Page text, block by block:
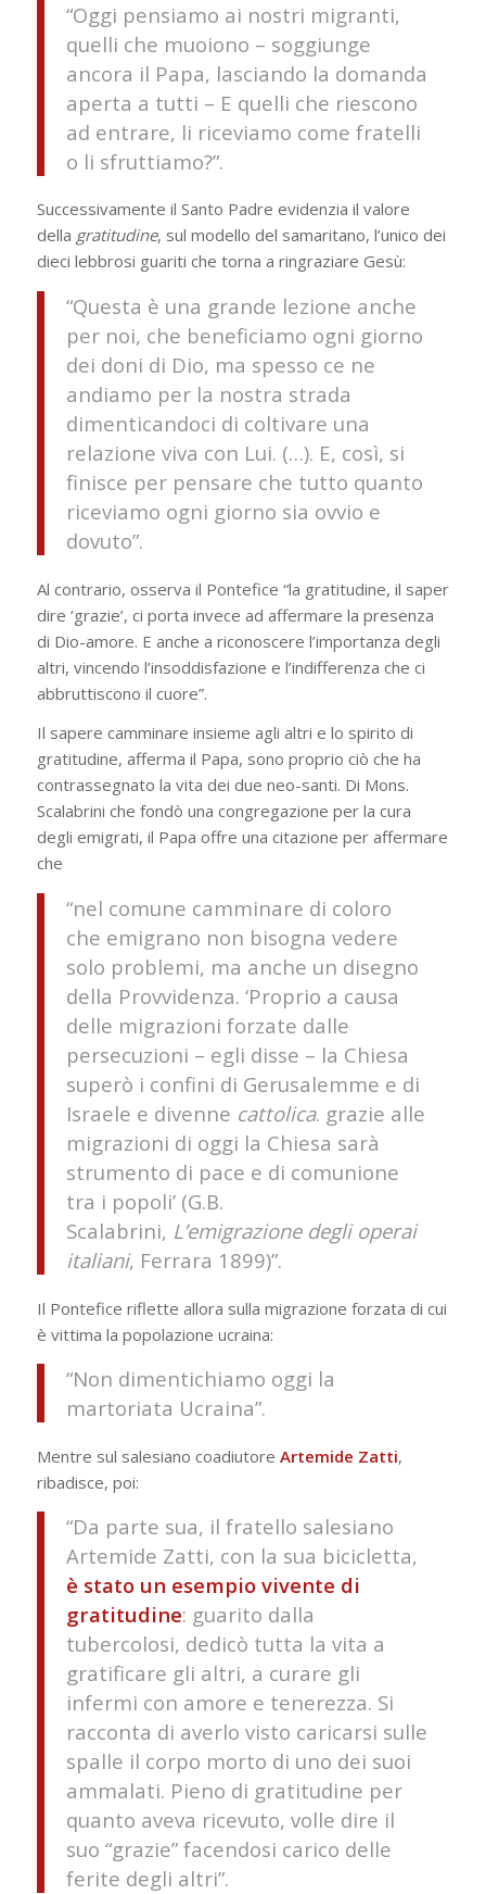
“Oggi pensiamo ai nostri migranti,
quelli che muoiono – soggiunge
ancora il Papa, lasciando la domanda
aperta a tutti – E quelli che riescono
ad entrare, li riceviamo come fratelli
o li sfruttiamo?”.
Successivamente il Santo Padre evidenzia il valore
della gratitudine, sul modello del samaritano, l’unico dei
dieci lebbrosi guariti che torna a ringraziare Gesù:
“Questa è una grande lezione anche
per noi, che beneficiamo ogni giorno
dei doni di Dio, ma spesso ce ne
andiamo per la nostra strada
dimenticandoci di coltivare una
relazione viva con Lui. (…). E, così, si
finisce per pensare che tutto quanto
riceviamo ogni giorno sia ovvio e
dovuto”.
Al contrario, osserva il Pontefice “la gratitudine, il saper
dire ‘grazie’, ci porta invece ad affermare la presenza
di Dio-amore. E anche a riconoscere l’importanza degli
altri, vincendo l’insoddisfazione e l’indifferenza che ci
abbruttiscono il cuore”.
Il sapere camminare insieme agli altri e lo spirito di
gratitudine, afferma il Papa, sono proprio ciò che ha
contrassegnato la vita dei due neo-santi. Di Mons.
Scalabrini che fondò una congregazione per la cura
degli emigrati, il Papa offre una citazione per affermare
che
“nel comune camminare di coloro
che emigrano non bisogna vedere
solo problemi, ma anche un disegno
della Provvidenza. ‘Proprio a causa
delle migrazioni forzate dalle
persecuzioni – egli disse – la Chiesa
superò i confini di Gerusalemme e di
Israele e divenne cattolica. grazie alle
migrazioni di oggi la Chiesa sarà
strumento di pace e di comunione
tra i popoli’ (G.B.
Scalabrini, L’emigrazione degli operai
italiani, Ferrara 1899)”.
Il Pontefice riflette allora sulla migrazione forzata di cui
è vittima la popolazione ucraina:
“Non dimentichiamo oggi la
martoriata Ucraina”.
Mentre sul salesiano coadiutore Artemide Zatti,
ribadisce, poi:
“Da parte sua, il fratello salesiano
Artemide Zatti, con la sua bicicletta,
è stato un esempio vivente di
gratitudine: guarito dalla
tubercolosi, dedicò tutta la vita a
gratificare gli altri, a curare gli
infermi con amore e tenerezza. Si
racconta di averlo visto caricarsi sulle
spalle il corpo morto di uno dei suoi
ammalati. Pieno di gratitudine per
quanto aveva ricevuto, volle dire il
suo “grazie” facendosi carico delle
ferite degli altri”.